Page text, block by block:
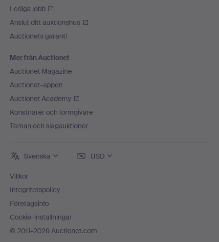
Lediga jobb
Anslut ditt auktionshus
Auctionets garanti
Mer från Auctionet
Auctionet Magazine
Auctionet-appen
Auctionet Academy
Konstnärer och formgivare
Teman och slagauktioner
Svenska USD
Villkor
Integritetspolicy
Företagsinfo
Cookie-inställningar
© 2011-2026 Auctionet.com